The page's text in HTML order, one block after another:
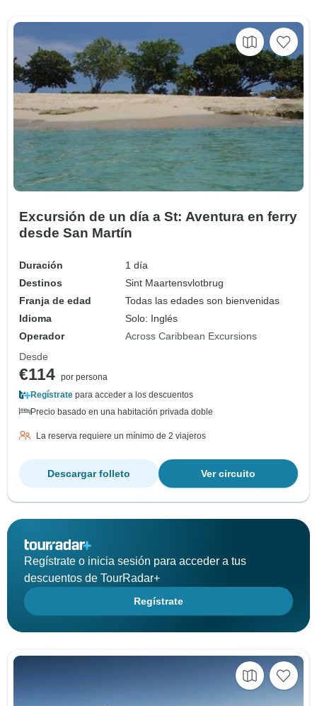
Excursión de un día a St: Aventura en ferry
desde San Martín
Duración
1 día
Destinos
Sint Maartensvlotbrug
Franja de edad
Todas las edades son bienvenidas
Idioma
Solo: Inglés
Operador
Across Caribbean Excursions
Desde
€114 por persona
Regístrate para acceder a los descuentos
Precio basado en una habitación privada doble
La reserva requiere un mínimo de 2 viajeros
Ver circuito
Descargar folleto
Regístrate o inicia sesión para acceder a tus
descuentos de TourRadar+
Regístrate